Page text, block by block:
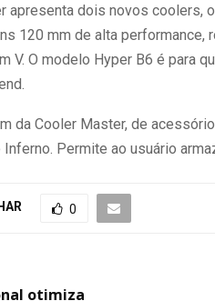
apresenta dois novos coolers,
120 mm de alta performance,
V. O modelo Hyper B6 é para
da Cooler Master, de
Permite ao usuário
0
otimiza